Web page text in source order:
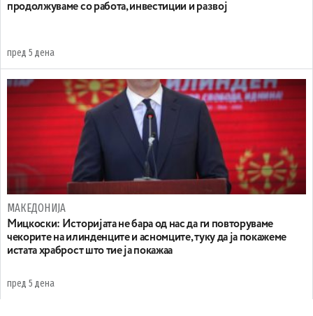
продолжуваме со работа, инвестиции и развој
пред 5 дена
МАКЕДОНИЈА
Мицкоски: Историјата не бара од нас да ги повторуваме
чекорите на илинденците и асномците, туку да ја покажеме
истата храброст што тие ја покажаа
пред 5 дена